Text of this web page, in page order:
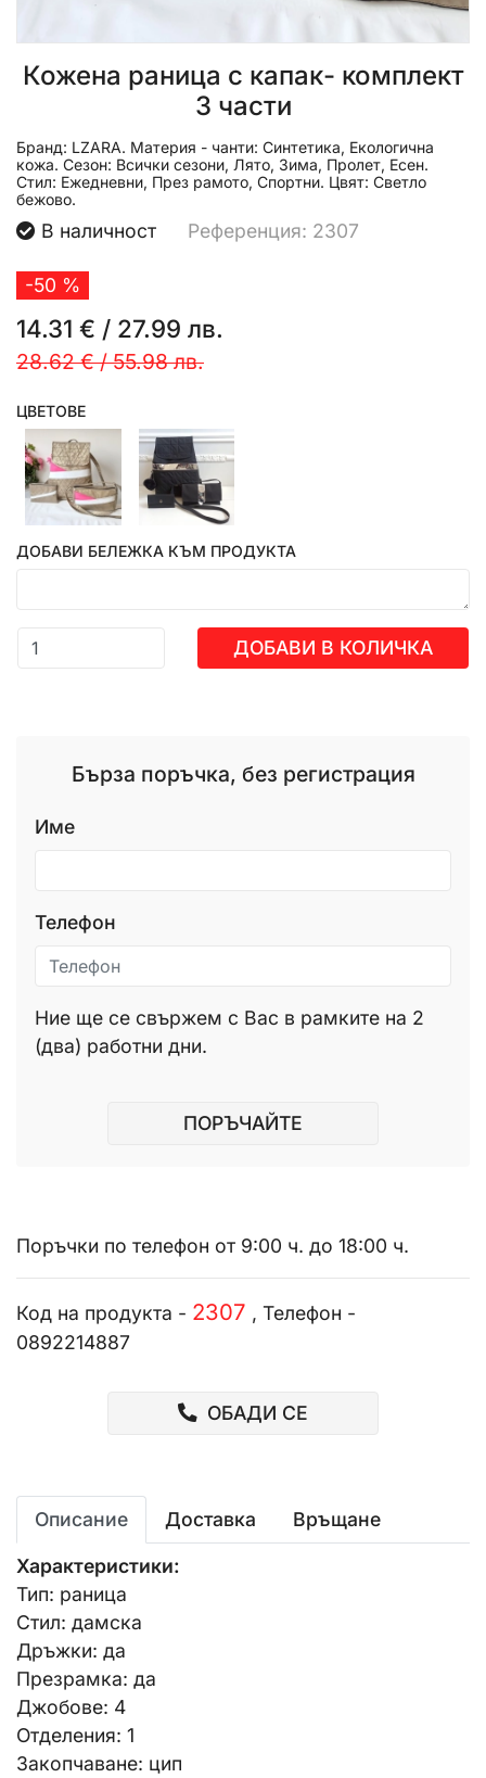
Кожена раница с капак- комплект
3 части
Бранд: LZARA. Материя - чанти: Синтетика, Екологична
кожа. Сезон: Всички сезони, Лято, Зима, Пролет, Есен.
Стил: Ежедневни, През рамото, Спортни. Цвят: Светло
бежово.
В наличност Референция: 2307
-50 %
14.31 € / 27.99 лв.
28.62 €/55.98 лв.
ЦВЕТОВЕ
ДОБАВИ БЕЛЕЖКА КЪМ ПРОДУКТА
ДОБАВИ В КОЛИЧКА
Бърза поръчка, без регистрация
Име
Телефон
Ние ще се свържем с Вас в рамките на 2
(два) работни дни.
ПОРЪЧАЙТЕ
Поръчки по телефон от 9:00 ч. до 18:00 ч.
Код на продукта - 2307 , Телефон -
0892214887
ОБАДИ СЕ
Описание Доставка Връщане
Характеристики:
Тип: раница
Стил: дамска
Дръжки: да
Презрамка: да
Джобове: 4
Отделения: 1
Закопчаване: цип